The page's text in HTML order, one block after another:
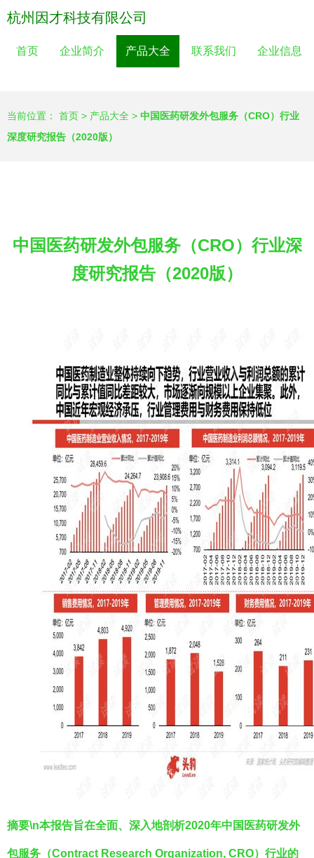
杭州因才科技有限公司
首页 企业简介 产品大全 联系我们 企业信息
当前位置： 首页 > 产品大全 > 中国医药研发外包服务（CRO）行业
深度研究报告（2020版）
中国医药研发外包服务（CRO）行业深
度研究报告（2020版）
摘要\n本报告旨在全面、深入地剖析2020年中国医药研发外
包服务（Contract Research Organization, CRO）行业的